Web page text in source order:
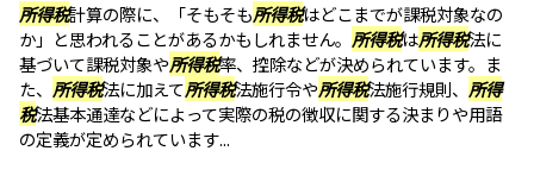
所得税計算の際に、「そもそも所得税はどこまでが課税対象なの
か」と思われることがあるかもしれません。 所得税は所得税法に
基づいて課税対象や所得税率、控除などが決められています。ま
た、 所得税法に加えて所得税法施行令や所得税法施行規則、 所得
税法基本通達などによって実際の税の徴収に関する決まりや用語
の定義が定められています...